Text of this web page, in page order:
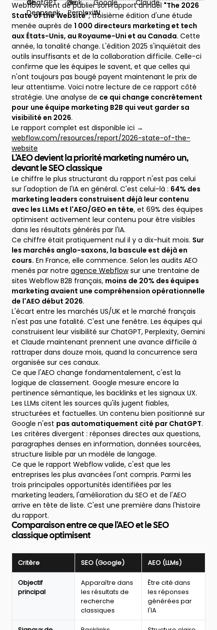
Webflow vient de publier son rapport annuel "The 2026
State of the Website", troisième édition d'une étude
menée auprès de 1 000 directeurs marketing et tech
aux États-Unis, au Royaume-Uni et au Canada. Cette
année, la tonalité change. L'édition 2025 s'inquiétait des
outils insuffisants et de la collaboration difficile. Celle-ci
confirme que les équipes le savent, et que celles qui
n'ont toujours pas bougé payent maintenant le prix de
leur attentisme. Voici notre lecture de ce rapport côté
stratégie. Une analyse de ce qui change concrètement
pour une équipe marketing B2B qui veut garder sa
visibilité en 2026.
Le rapport complet est disponible ici →
webflow.com/resources/report/2026-state-of-the-
website
L'AEO devient la priorité marketing numéro un,
devant le SEO classique
Le chiffre le plus structurant du rapport n'est pas celui
sur l'adoption de l'IA en général. C'est celui-là : 64% des
marketing leaders construisent déjà leur contenu
avec les LLMs et l'AEO/GEO en tête, et 69% des équipes
optimisent activement leur contenu pour être visibles
dans les résultats générés par l'IA.
Ce chiffre était pratiquement nul il y a dix-huit mois. Sur
les marchés anglo-saxons, la bascule est déjà en
cours. En France, elle commence. Selon les audits AEO
menés par notre agence Webflowsur une trentaine de
sites Webflow B2B français, moins de 20% des équipes
marketing avaient une compréhension opérationnelle
de l'AEO début 2026.
L'écart entre les marchés US/UK et le marché français
n'est pas une fatalité. C'est une fenêtre. Les équipes qui
construisent leur visibilité sur ChatGPT, Perplexity, Gemini
et Claude maintenant prennent une avance difficile à
rattraper dans douze mois, quand la concurrence sera
organisée sur ces canaux.
Ce que l'AEO change fondamentalement, c'est la
logique de classement. Google mesure encore la
pertinence sémantique, les backlinks et les signaux UX.
Les LLMs citent les sources qu'ils jugent fiables,
structurées et factuelles. Un contenu bien positionné sur
Google n'est pas automatiquement cité par ChatGPT.
Les critères divergent : réponses directes aux questions,
paragraphes denses en information, données sourcées,
structure lisible par un modèle de langage.
Ce que le rapport Webflow valide, c'est que les
entreprises les plus avancées l'ont compris. Parmi les
trois principales opportunités identifiées par les
marketing leaders, l'amélioration du SEO et de l'AEO
arrive en tête de liste. C'est une première dans l'histoire
du rapport.
Comparaison entre ce que l'AEO et le SEO
classique optimisent
entre
SEO
Critère SEO (Google) AEO (LLMs)
Objectif
principal
Apparaître dans
les résultats de
recherche
classiques
Être cité dans
les réponses
générées par
l'IA